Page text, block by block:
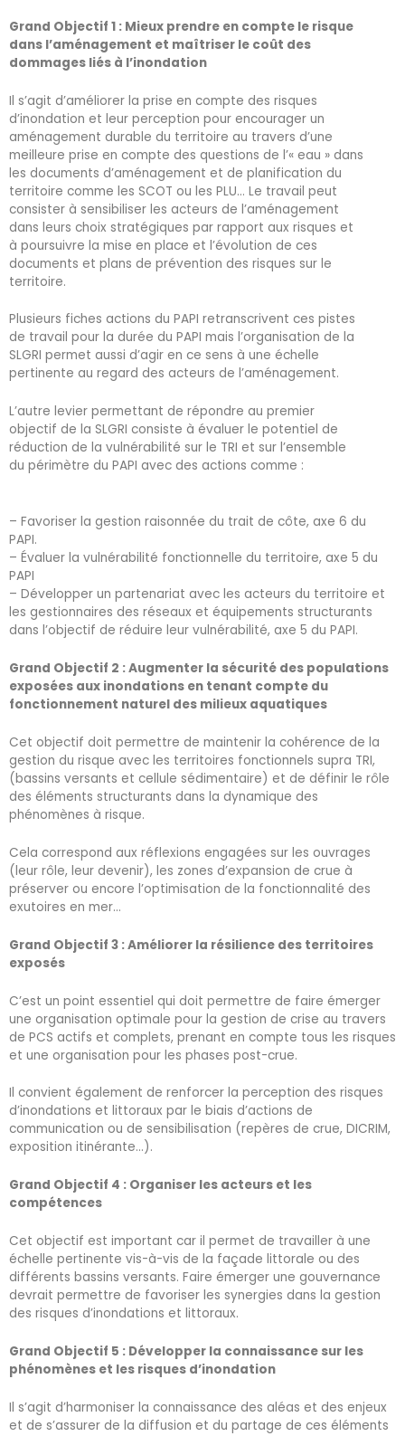
Grand Objectif 1 : Mieux prendre en compte le risque
dans l’aménagement et maîtriser le coût des
dommages liés à l’inondation
Il s’agit d’améliorer la prise en compte des risques
d’inondation et leur perception pour encourager un
aménagement durable du territoire au travers d’une
meilleure prise en compte des questions de l’« eau » dans
les documents d’aménagement et de planification du
territoire comme les SCOT ou les PLU… Le travail peut
consister à sensibiliser les acteurs de l’aménagement
dans leurs choix stratégiques par rapport aux risques et
à poursuivre la mise en place et l’évolution de ces
documents et plans de prévention des risques sur le
territoire.
Plusieurs fiches actions du PAPI retranscrivent ces pistes
de travail pour la durée du PAPI mais l’organisation de la
SLGRI permet aussi d’agir en ce sens à une échelle
pertinente au regard des acteurs de l’aménagement.
L’autre levier permettant de répondre au premier
objectif de la SLGRI consiste à évaluer le potentiel de
réduction de la vulnérabilité sur le TRI et sur l’ensemble
du périmètre du PAPI avec des actions comme :
– Favoriser la gestion raisonnée du trait de côte, axe 6 du
PAPI.
– Évaluer la vulnérabilité fonctionnelle du territoire, axe 5 du
PAPI
– Développer un partenariat avec les acteurs du territoire et
les gestionnaires des réseaux et équipements structurants
dans l’objectif de réduire leur vulnérabilité, axe 5 du PAPI.
Grand Objectif 2 : Augmenter la sécurité des populations
exposées aux inondations en tenant compte du
fonctionnement naturel des milieux aquatiques
Cet objectif doit permettre de maintenir la cohérence de la
gestion du risque avec les territoires fonctionnels supra TRI,
(bassins versants et cellule sédimentaire) et de définir le rôle
des éléments structurants dans la dynamique des
phénomènes à risque.
Cela correspond aux réflexions engagées sur les ouvrages
(leur rôle, leur devenir), les zones d’expansion de crue à
préserver ou encore l’optimisation de la fonctionnalité des
exutoires en mer…
Grand Objectif 3 : Améliorer la résilience des territoires
exposés
C’est un point essentiel qui doit permettre de faire émerger
une organisation optimale pour la gestion de crise au travers
de PCS actifs et complets, prenant en compte tous les risques
et une organisation pour les phases post-crue.
Il convient également de renforcer la perception des risques
d’inondations et littoraux par le biais d’actions de
communication ou de sensibilisation (repères de crue, DICRIM,
exposition itinérante…).
Grand Objectif 4 : Organiser les acteurs et les
compétences
Cet objectif est important car il permet de travailler à une
échelle pertinente vis-à-vis de la façade littorale ou des
différents bassins versants. Faire émerger une gouvernance
devrait permettre de favoriser les synergies dans la gestion
des risques d’inondations et littoraux.
Grand Objectif 5 : Développer la connaissance sur les
phénomènes et les risques d’inondation
Il s’agit d’harmoniser la connaissance des aléas et des enjeux
et de s’assurer de la diffusion et du partage de ces éléments